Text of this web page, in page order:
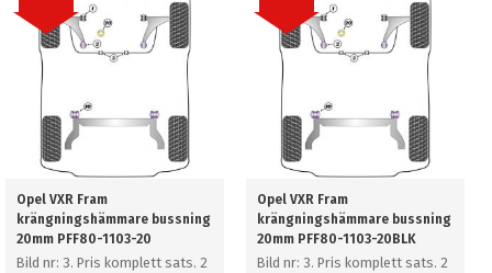
Opel VXR Fram
krängningshämmare bussning
20mm PFF80-1103-20
Bild nr: 3. Pris komplett sats. 2
Opel VXR Fram
krängningshämmare bussning
20mm PFF80-1103-20BLK
Bild nr: 3. Pris komplett sats. 2